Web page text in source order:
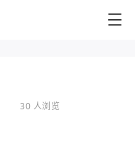
30 人浏览